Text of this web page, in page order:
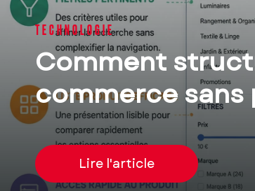
TECHNOLOGIE
Comment
commerce sans
Lire l'article